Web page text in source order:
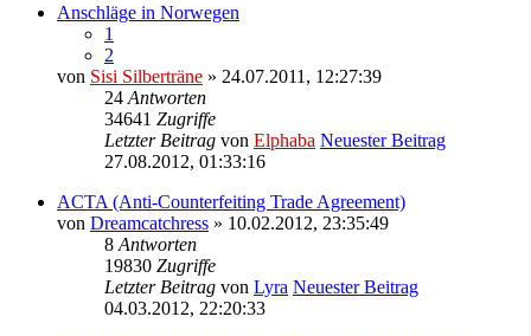
Anschläge in Norwegen
1
2
von Sisi Silberträne » 24.07.2011, 12:27:39
24 Antworten
34641 Zugriffe
Letzter Beitrag von Elphaba Neuester Beitrag
27.08.2012, 01:33:16
ACTA (Anti-Counterfeiting Trade Agreement)
von Dreamcatchress » 10.02.2012, 23:35:49
8 Antworten
19830 Zugriffe
Letzter Beitrag von Lyra Neuester Beitrag
04.03.2012, 22:20:33